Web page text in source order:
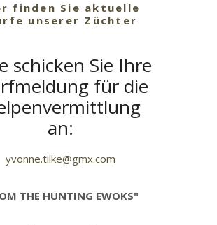
finden Sie aktuelle
unserer Züchter
schicken Sie Ihre
für die
an:
yvonne.tilke@gmx.com
THE HUNTING EWOKS"